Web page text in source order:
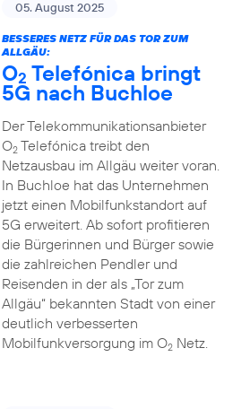
05. August 2025
BESSERES NETZ FÜR DAS TOR ZUM
ALLGÄU:
O2 Telefónica bringt
5G nach Buchloe
Der Telekommunikationsanbieter
O2Telefónica treibt den
Netzausbau im Allgäu weiter voran.
In Buchloe hat das Unternehmen
jetzt einen Mobilfunkstandort auf
5G erweitert. Ab sofort profitieren
die Bürgerinnen und Bürger sowie
die zahlreichen Pendler und
Reisenden in der als „Tor zum
Allgäu“ bekannten Stadt von einer
deutlich verbesserten
Mobilfunkversorgung im O2Netz.